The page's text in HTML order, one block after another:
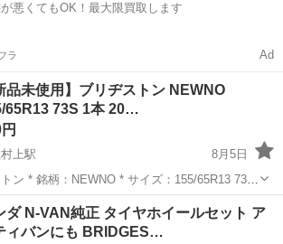
悪くてもOK！最大限買取します
ラ Ad
品未使用】ブリヂストン NEWNO
65R13 73S 1本 20…
上駅
8月5日
ン * 銘柄：NEWNO * サイズ：155/65R13 73S
年製 * 状態：新品・未使用（室内保管） ス
交換したい方におすすめです。 ...
上総村上駅 タイヤ、ホイール
ダ N-VAN純正 タイヤホイールセット ア
ィバンにも BRIDGES…